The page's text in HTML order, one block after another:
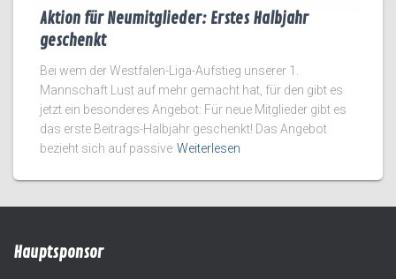
Aktion für Neumitglieder: Erstes Halbjahr
geschenkt
Bei wem der Westfalen-Liga-Aufstieg unserer 1.
Mannschaft Lust auf mehr gemacht hat, für den gibt es
jetzt ein besonderes Angebot: Für neue Mitglieder gibt es
das erste Beitrags-Halbjahr geschenkt! Das Angebot
bezieht sich auf passive Weiterlesen
Hauptsponsor